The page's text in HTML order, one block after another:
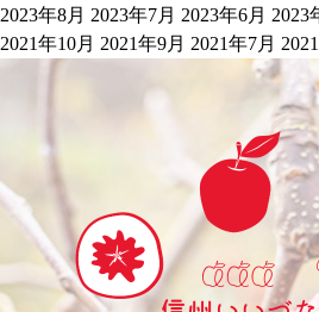
2023年8月 2023年7月 2023年6月 2023
2021年10月 2021年9月 2021年7月